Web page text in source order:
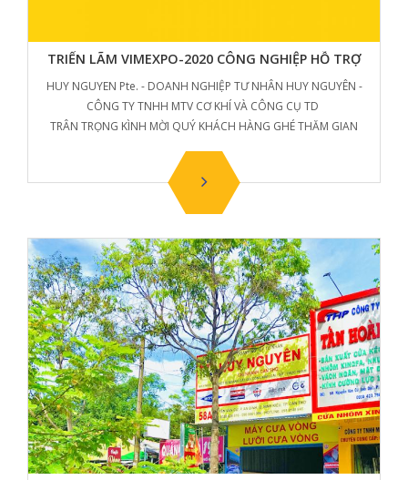
TRIỂN LÃM VIMEXPO-2020 CÔNG NGHIỆP HỖ TRỢ
HUY NGUYEN Pte. - DOANH NGHIỆP TƯ NHÂN HUY NGUYÊN -
CÔNG TY TNHH MTV CƠ KHÍ VÀ CÔNG CỤ TD
TRÂN TRỌNG KÌNH MỜI QUÝ KHÁCH HÀNG GHÉ THĂM GIAN
TỪ NGÀY 09 ĐẾN NGÀY 11-12-2020.
HÃY ĐẾN VÀ THAM QUAN KỸ THUẬT CƯA GIA CÔNG KIM LOẠI -
https://en.vimexpo.com.vn